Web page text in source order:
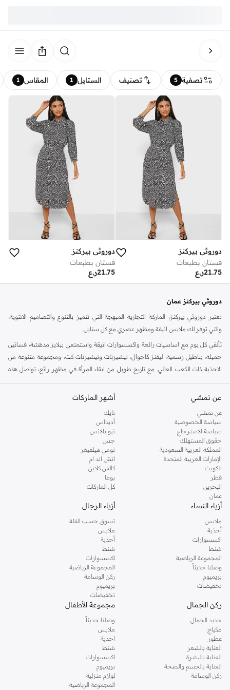
تصفية 5 تصنيف الستايل 1 المقاس 1
دوروثي بيركنز
فستان بطبعات
ر.ع21.75
دوروثي بيركنز
فستان بطبعات
ر.ع21.75
دوروثي بيركنز عمان
تعتبر دوروثي بيركنز، الماركة التجارية المبهجة التي تتميز بالتنوع والتصاميم الانثوية،
والتي توفر لك ملابس انيقة ومظهر عصري مع كل ستايل.
تألقي كل يوم مع اساسيات رائعة واكسسوارات انيقة واستمتعي ببلايز مدهشة، فساتين
جميلة، بناطيل رسمية، ليقنز كاجوال، تيشيرتات وتيشيرتات كت، ومجموعة متنوعة من
الاحذية ذات الكعب العالي. مع تاريخ طويل من ابقاء المرأة في مظهر رائع، تواصل هذه
كنت تقومين بتجديد خزانة ملابسك الملائمة للعمل، البحث عن فستان مثالي للحفلات او
اليه.
تسوقي دوروثي بيركنز اون لاين مسقط
تسوقي دوروثي بيركنز اون لاين من نمشي واستمتعي باكثر من الف ستايل من مجموعة
دوروثي بيركنز الشهيرة. تصفحي المجموعة كاملة في متجر دوروثي بيركنز اون لاين او
استخدمي القائمة لتحديد تجربة تسوق دوروثي بيركنز اون لاين. خدمة التوصيل السريعة
والدعم الاستثنائي يضمن لك تجربة تسوق ممتعة دائما مع نمشي.
عن نمشي
عن نمشي
سياسة الخصوصية
سياسة الاسترجاع
حقوق المستهلك
المملكة العربية السعودية
الإمارات العربية المتحدة
الكويت
قطر
البحرين
عمان
أشهر الماركات
نايك
أديداس
نيو بالانس
جس
تومي هيلفيغر
اتش اند ام
كالفن كلاين
بوما
كل الماركات
أزياء النساء
ملابس
أحذية
اكسسوارات
شنط
المجموعة الرياضية
وصلنا حديثاً
بريميوم
تخفيضات
أزياء الرجال
تسوق حسب الفئة
ملابس
أحذية
شنط
اكسسوارات
المجموعة الرياضية
ركن الوسامة
بريميوم
تخفيضات
ركن الجمال
جديد الجمال
مكياج
عطور
العناية بالشعر
العناية بالبشرة
العناية بالجسم والصحة
ركن الوسامة
مجموعة الأطفال
وصلنا حديثاً
ملابس
احذية
شنط
اكسسوارات
بريميوم
لوازم منزلية
المجموعة الرياضية